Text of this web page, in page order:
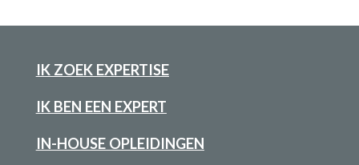
IK ZOEK EXPERTISE
IK BEN EEN EXPERT
IN-HOUSE OPLEIDINGEN